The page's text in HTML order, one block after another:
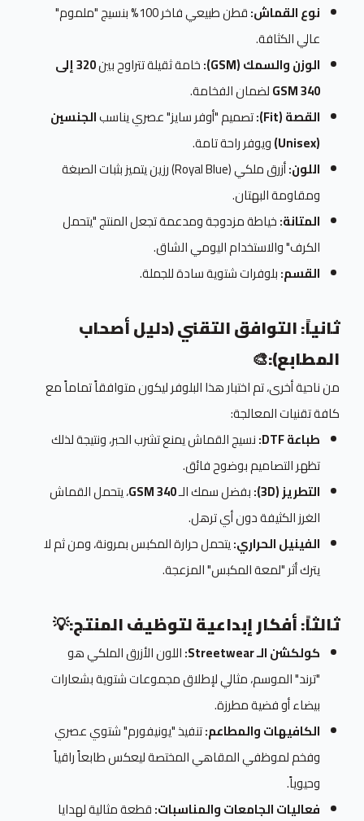
نوع القماش:
قطن طبيعي فاخر 100% بنسيج "ملموم"
عالي الكثافة.
الوزن والسمك (GSM):
خامة ثقيلة تتراوح بين
320 إلى
340 GSM
لضمان الفخامة.
القصة (Fit):
تصميم "أوفر سايز" عصري يناسبالجنسين
(Unisex)
ويوفر راحة تامة.
اللون:
أزرق ملكي (Royal Blue) رزين يتميز بثبات الصبغة
ومقاومة البهتان.
المتانة:خياطة مزدوجة ومدعمة تجعل المنتج "يتحمل
الكرف" والاستخدام اليومي الشاق.
القسم:بلوفرات شتوية سادة للجملة.
ثانياً: التوافق التقني (دليل أصحاب
المطابع):🎨
من ناحية أخرى، تم اختبار هذا البلوفر ليكون متوافقاً تماماً مع
كافة تقنيات المعالجة:
طباعة DTF:
نسيج القماش يمنع تشرب الحبر، ونتيجة لذلك
تظهر التصاميم بوضوح فائق.
التطريز (3D):
بفضل سمك الـ340 GSM
، يتحمل القماش
الغرز الكثيفة دون أي ترهل.
الفينيل الحراري:يتحمل حرارة المكبس بمرونة، ومن ثم لا
يترك أثر "لمعة المكبس" المزعجة.
ثالثاً: أفكار إبداعية لتوظيف المنتج:💡
كولكشن الـ Streetwear:
اللون الأزرق الملكي هو
"ترند" الموسم، مثالي لإطلاق مجموعات شتوية بشعارات
بيضاء أو فضية مطرزة.
الكافيهات والمطاعم:تنفيذ "يونيفورم" شتوي عصري
وفخم لموظفي المقاهي المختصة ليعكس طابعاً راقياً
وحيوياً.
فعاليات الجامعات والمناسبات:قطعة مثالية لهدايا